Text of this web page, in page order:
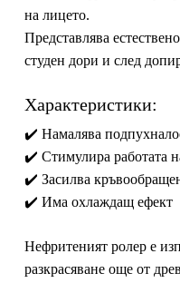
на лицето.
Представлява
студен дори и след
Характеристики:
✔️ Намалява
✔️ Стимулира работата
✔️ Засилва
✔️ Има охлаждащ ефект
Нефритеният ролер е
разкрасяване още от